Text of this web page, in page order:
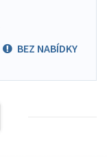
BEZ NABÍDKY